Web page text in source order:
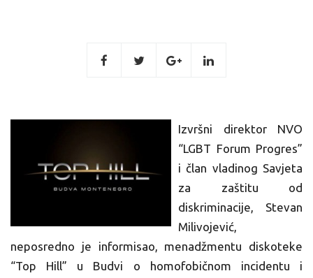
Izvršni direktor NVO
“LGBT Forum Progres”
i član vladinog Savjeta
za zaštitu od
diskriminacije, Stevan
Milivojević,
neposredno je informisao, menadžmentu diskoteke
“Top Hill” u Budvi o homofobičnom incidentu i